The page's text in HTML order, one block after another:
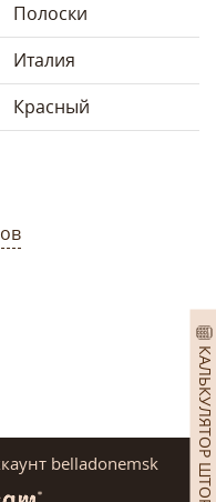
КАЛЬКУЛЯТОР ШТОР
Полоски
Италия
Красный
belladonemsk